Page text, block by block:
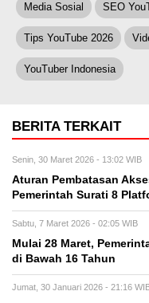
Media Sosial SEO
Tips YouTube 2026
YouTuber Indonesia
BERITA TERKAIT
Senin, 30 Maret 2026 - 13:02 WIB
Aturan Pembatasan
Pemerintah Surati 8
Sabtu, 7 Maret 2026 - 02:05 WIB
Mulai 28 Maret,
di Bawah 16 Tahun
Jumat, 30 Januari 2026 - 21:16